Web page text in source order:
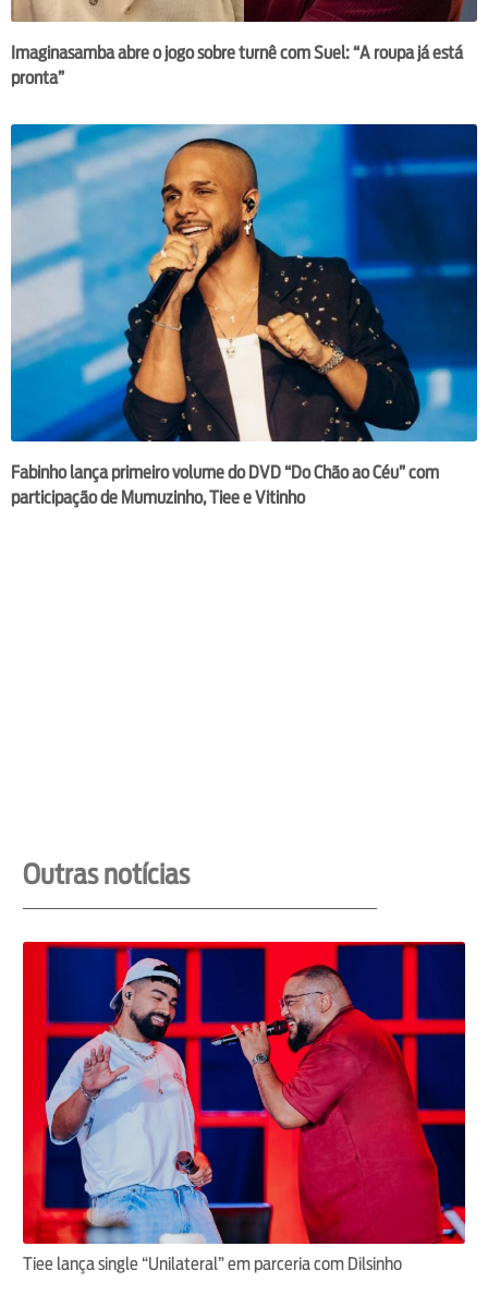
Imaginasamba abre o jogo sobre turnê com Suel: “A roupa já está
pronta”
Fabinho lança primeiro volume do DVD “Do Chão ao Céu” com
participação de Mumuzinho, Tiee e Vitinho
Outras notícias
Tiee lança single “Unilateral” em parceria com Dilsinho